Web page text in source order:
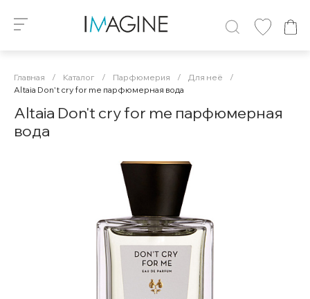
Главная / Каталог / Парфюмерия / Для неё
/
Altaia Don't cry for me парфюмерная вода
Altaia Don't cry for me парфюмерная
вода